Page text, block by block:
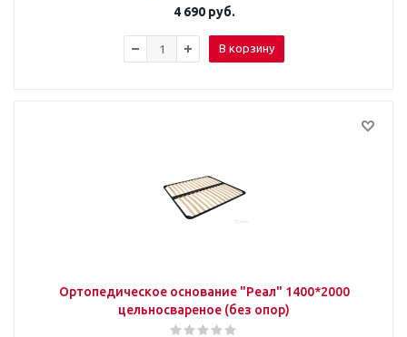
4 690руб.
В корзину
Ортопедическое основание "Реал" 1400*2000
цельносвареное (без опор)